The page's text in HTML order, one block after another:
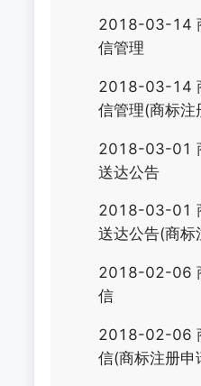
2018-03-14
信管理
2018-03-14
信管理(商标注
2018-03-01
送达公告
2018-03-01
送达公告(商标
2018-02-06
信
2018-02-06
信(商标注册申